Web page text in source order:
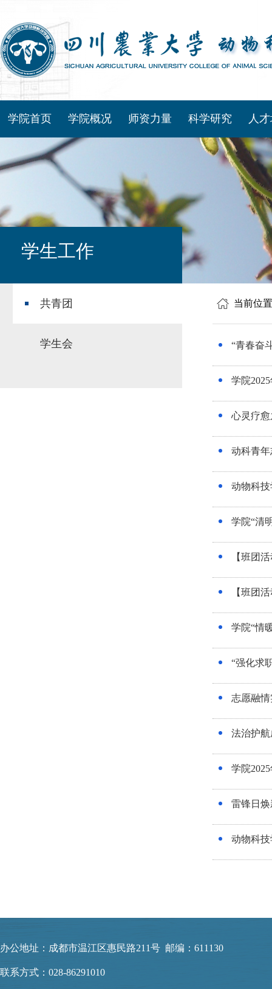
学院首页 学院概况 师资力量 科学研究 人
学生工作
共青团
学生会
当前位
“青春奋
学院
心灵疗愈
动科青
动物科
学院“清
【班团
【班团
学院“情
“强化求
志愿融
法治护
学院
雷锋日
动物科
办公地址：成都市温江区惠民路211号 邮编：611130
联系方式：028-86291010